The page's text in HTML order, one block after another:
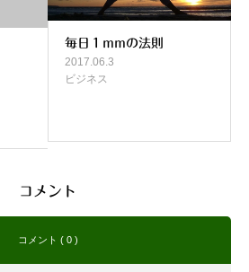
毎日１mmの法則
2017.06.3
ビジネス
コメント
コメント ( 0 )